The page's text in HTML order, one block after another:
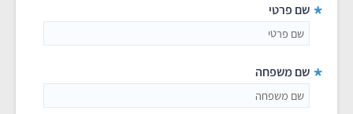
שם פרטי *
שם משפחה *